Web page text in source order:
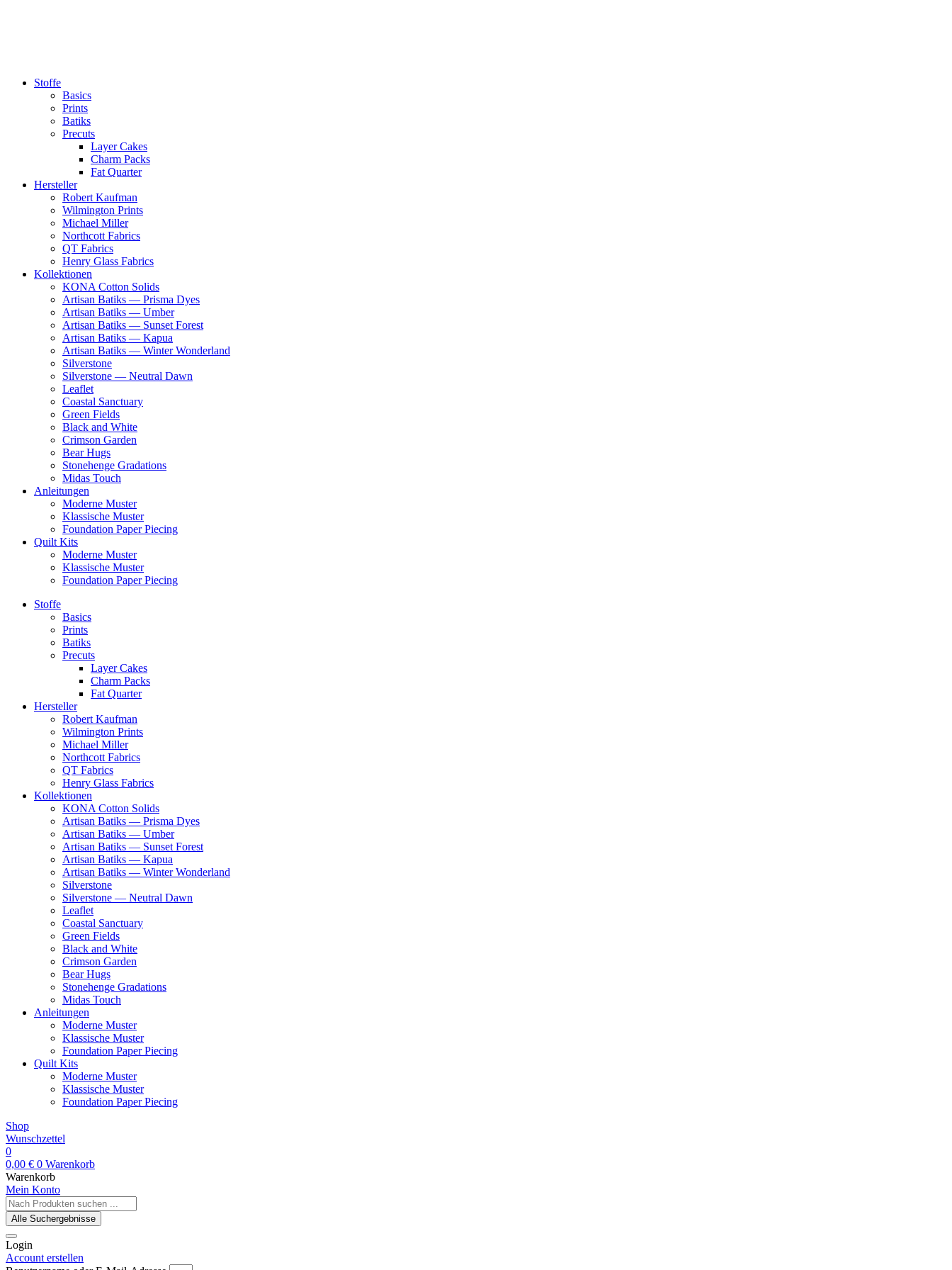
Stoffe
Basics
Prints
Batiks
Precuts
Layer Cakes
Charm Packs
Fat Quarter
Hersteller
Robert Kaufman
Wilmington Prints
Michael Miller
Northcott Fabrics
QT Fabrics
Henry Glass Fabrics
Kollektionen
KONA Cotton Solids
Artisan Batiks — Prisma Dyes
Artisan Batiks — Umber
Artisan Batiks — Sunset Forest
Artisan Batiks — Kapua
Artisan Batiks — Winter Wonderland
Silverstone
Silverstone — Neutral Dawn
Leaflet
Coastal Sanctuary
Green Fields
Black and White
Crimson Garden
Bear Hugs
Stonehenge Gradations
Midas Touch
Anleitungen
Moderne Muster
Klassische Muster
Foundation Paper Piecing
Quilt Kits
Moderne Muster
Klassische Muster
Foundation Paper Piecing
Stoffe
Basics
Prints
Batiks
Precuts
Layer Cakes
Charm Packs
Fat Quarter
Hersteller
Robert Kaufman
Wilmington Prints
Michael Miller
Northcott Fabrics
QT Fabrics
Henry Glass Fabrics
Kollektionen
KONA Cotton Solids
Artisan Batiks — Prisma Dyes
Artisan Batiks — Umber
Artisan Batiks — Sunset Forest
Artisan Batiks — Kapua
Artisan Batiks — Winter Wonderland
Silverstone
Silverstone — Neutral Dawn
Leaflet
Coastal Sanctuary
Green Fields
Black and White
Crimson Garden
Bear Hugs
Stonehenge Gradations
Midas Touch
Anleitungen
Moderne Muster
Klassische Muster
Foundation Paper Piecing
Quilt Kits
Moderne Muster
Klassische Muster
Foundation Paper Piecing
Shop
Wunschzettel
0
0,00 € 0 Warenkorb
Warenkorb
Mein Konto
Search
...Alle Suchergebnisse
Login
Account erstellen